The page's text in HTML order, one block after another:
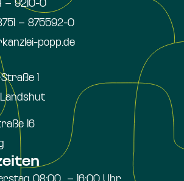
– 9210-0
– 875592-0
popp.de
1
16